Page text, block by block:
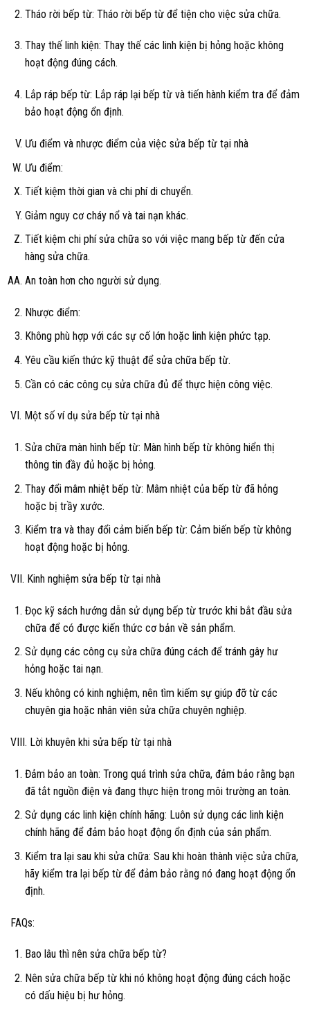
Tháo rời bếp từ: Tháo rời bếp từ để tiện cho việc sửa chữa.
Thay thế linh kiện: Thay thế các linh kiện bị hỏng hoặc không
hoạt động đúng cách.
Lắp ráp bếp từ: Lắp ráp lại bếp từ và tiến hành kiểm tra để đảm
bảo hoạt động ổn định.
Ưu điểm và nhược điểm của việc sửa bếp từ tại nhà
Ưu điểm:
Tiết kiệm thời gian và chi phí di chuyển.
Giảm nguy cơ cháy nổ và tai nạn khác.
Tiết kiệm chi phí sửa chữa so với việc mang bếp từ đến cửa
hàng sửa chữa.
An toàn hơn cho người sử dụng.
Nhược điểm:
Không phù hợp với các sự cố lớn hoặc linh kiện phức tạp.
Yêu cầu kiến thức kỹ thuật để sửa chữa bếp từ.
Cần có các công cụ sửa chữa đủ để thực hiện công việc.
VI. Một số ví dụ sửa bếp từ tại nhà
Sửa chữa màn hình bếp từ: Màn hình bếp từ không hiển thị
thông tin đầy đủ hoặc bị hỏng.
Thay đổi mâm nhiệt bếp từ: Mâm nhiệt của bếp từ đã hỏng
hoặc bị trầy xước.
Kiểm tra và thay đổi cảm biến bếp từ: Cảm biến bếp từ không
hoạt động hoặc bị hỏng.
VII. Kinh nghiệm sửa bếp từ tại nhà
Đọc kỹ sách hướng dẫn sử dụng bếp từ trước khi bắt đầu sửa
chữa để có được kiến thức cơ bản về sản phẩm.
Sử dụng các công cụ sửa chữa đúng cách để tránh gây hư
hỏng hoặc tai nạn.
Nếu không có kinh nghiệm, nên tìm kiếm sự giúp đỡ từ các
chuyên gia hoặc nhân viên sửa chữa chuyên nghiệp.
VIII. Lời khuyên khi sửa bếp từ tại nhà
Đảm bảo an toàn: Trong quá trình sửa chữa, đảm bảo rằng bạn
đã tắt nguồn điện và đang thực hiện trong môi trường an toàn.
Sử dụng các linh kiện chính hãng: Luôn sử dụng các linh kiện
chính hãng để đảm bảo hoạt động ổn định của sản phẩm.
Kiểm tra lại sau khi sửa chữa: Sau khi hoàn thành việc sửa chữa,
hãy kiểm tra lại bếp từ để đảm bảo rằng nó đang hoạt động ổn
định.
FAQs:
Bao lâu thì nên sửa chữa bếp từ?
Nên sửa chữa bếp từ khi nó không hoạt động đúng cách hoặc
có dấu hiệu bị hư hỏng.